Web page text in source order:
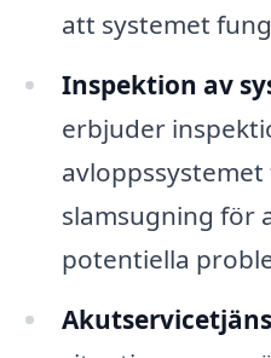
att systemet
Inspektion av
erbjuder
slamsugning för
potentiella